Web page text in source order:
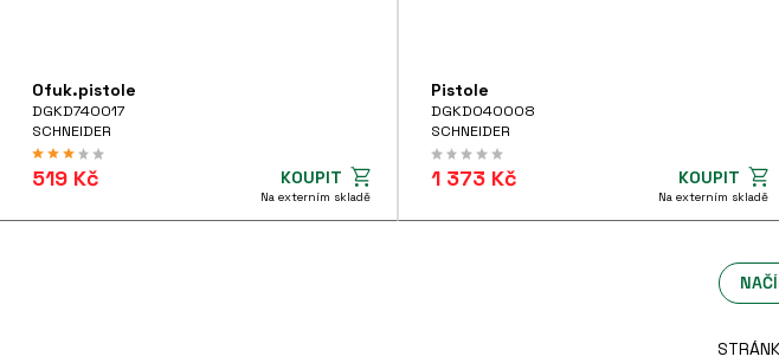
Ofuk.pistole
DGKD740017
SCHNEIDER
519 Kč KOUPIT
Na externím skladě
Pistole
DGKD040008
SCHNEIDER
1 373 Kč KOUPIT
Na externím skladě